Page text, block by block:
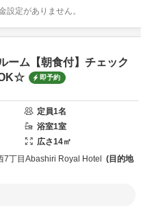
設定がありません。
ーム【朝食付】チェック
即予約
定員1名
浴室1室
広さ14㎡
7丁目 Abashiri Royal Hotel
目的地